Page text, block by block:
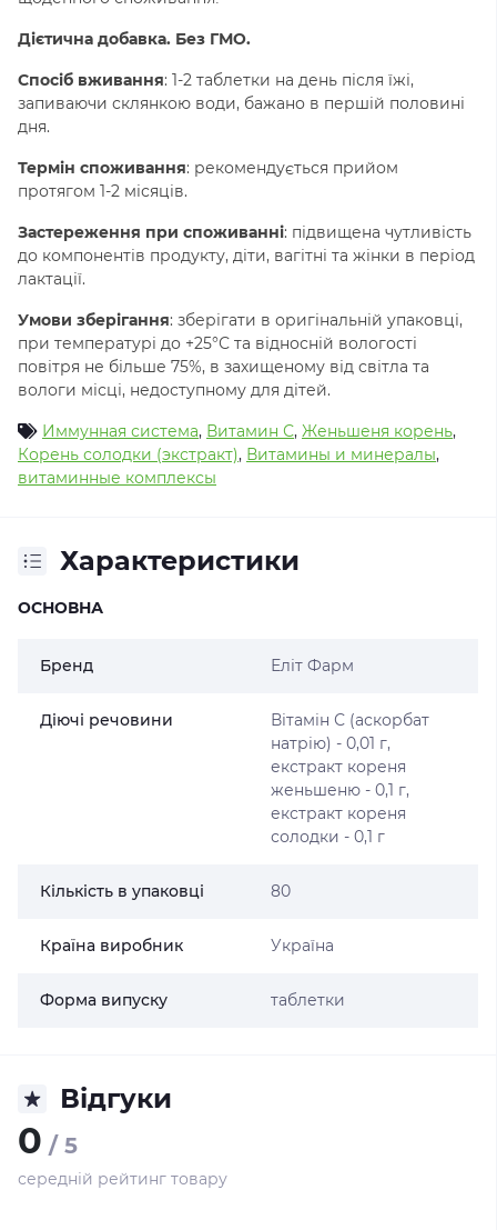
Дієтична добавка. Без ГМО.
Спосіб вживання: 1-2 таблетки на день після їжі,
запиваючи склянкою води, бажано в першій половині
дня.
Термін споживання: рекомендується прийом
протягом 1-2 місяців.
Застереження при споживанні: підвищена чутливість
до компонентів продукту, діти, вагітні та жінки в період
лактації.
Умови зберігання: зберігати в оригінальній упаковці,
при температурі до +25°С та відносній вологості
повітря не більше 75%, в захищеному від світла та
вологи місці, недоступному для дітей.
Иммунная система, Витамин С, Женьшеня корень,
Корень солодки (экстракт), Витамины и минералы,
витаминные комплексы
Характеристики
ОСНОВНА
Бренд Еліт Фарм
Діючі речовини
Вітамін С (аскорбат
натрію) - 0,01 г,
екстракт кореня
женьшеню - 0,1 г,
екстракт кореня
солодки - 0,1 г
Кількість в упаковці 80
Країна виробник Україна
Форма випуску таблетки
Відгуки
0 / 5
середній рейтинг товару